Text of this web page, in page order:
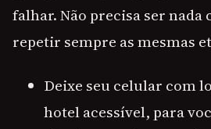
falhar. Não precisa ser nada
repetir sempre as mesmas
Deixe seu celular com
hotel acessível, para